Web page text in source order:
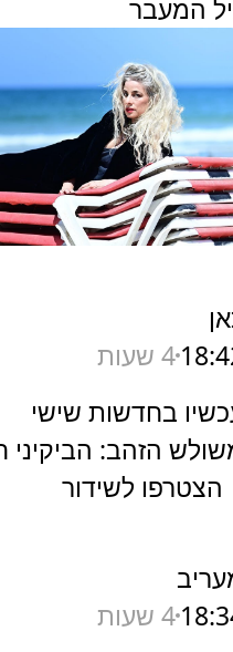
המעבר
4 שעות
בחדשות שישי
הזהב: הביקיני
הצטרפו לשידור
4 שעות